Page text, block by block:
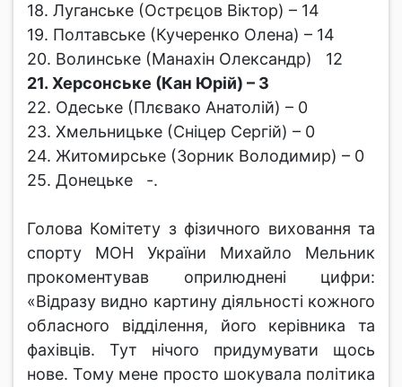
18. Луганське (Острєцов Віктор) – 14
19. Полтавське (Кучеренко Олена) – 14
20. Волинське (Манахін Олександр) 12
21. Херсонське (Кан Юрій) – 3
22. Одеське (Плєвако Анатолій) – 0
23. Хмельницьке (Сніцер Сергій) – 0
24. Житомирське (Зорник Володимир) – 0
25. Донецьке -.
Голова Комітету з фізичного виховання та
спорту МОН України Михайло Мельник
прокоментував оприлюднені цифри:
«Відразу видно картину діяльності кожного
обласного відділення, його керівника та
фахівців. Тут нічого придумувати щось
нове. Тому мене просто шокувала політика